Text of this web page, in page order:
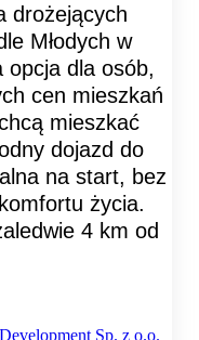
drożejących
Młodych w
opcja dla osób,
cen mieszkań
mieszkać
dojazd do
na start, bez
życia.
4 km od
Sp. z o.o.